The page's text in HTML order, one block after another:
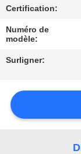
DE
NOUS
Certification:
Numéro de
modèle:
Surligner: